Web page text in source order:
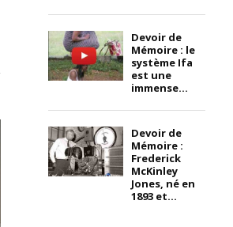
Devoir de
Mémoire : le
système Ifa
est une
immense...
Devoir de
Mémoire :
Frederick
McKinley
Jones, né en
1893 et...